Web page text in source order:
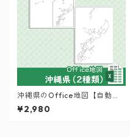
沖縄県のOffice地図【自動色
塗り機能付き】
¥2,980